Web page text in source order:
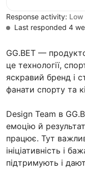
GG.BET —
це технології,
яскравий бренд і
фанати спорту та
Design Team в
емоцію й
працює. Тут
ініціативність і
підтримують і
Response activity: Low
Last responded 4